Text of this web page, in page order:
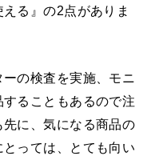
る』の2点がありま
の検査を実施、モニ
ることもあるので注
に、気になる商品の
っては、とても向い